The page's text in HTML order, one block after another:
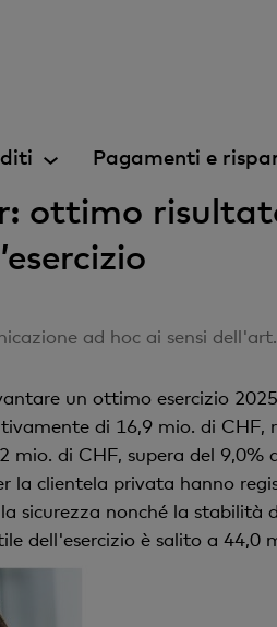
Pagamenti e
ottimo
ad hoc ai sensi
un ottimo esercizio
di 16,9 mio. di CHF,
mio. di CHF, supera del
la clientela privata hanno
sicurezza nonché la stabilità
dell'esercizio è salito a 44,0